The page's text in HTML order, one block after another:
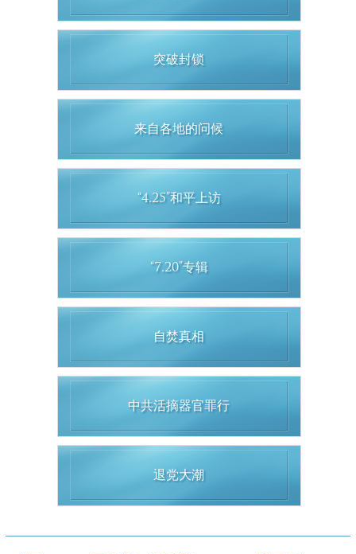
突破封锁
来自各地的问候
“4.25”和平上访
“7.20”专辑
自焚真相
中共活摘器官罪行
退党大潮